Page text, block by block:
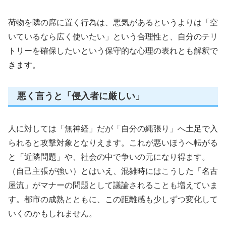
荷物を隣の席に置く行為は、悪気があるというよりは「空
いているなら広く使いたい」という合理性と、自分のテリ
トリーを確保したいという保守的な心理の表れとも解釈で
きます。
悪く言うと「侵入者に厳しい」
人に対しては「無神経」だが「自分の縄張り」へ土足で入
られると攻撃対象となりえます。これが悪いほうへ転がる
と「近隣問題」や、社会の中で争いの元になり得ます。
（自己主張が強い）とはいえ、混雑時にはこうした「名古
屋流」がマナーの問題として議論されることも増えていま
す。都市の成熟とともに、この距離感も少しずつ変化して
いくのかもしれません。